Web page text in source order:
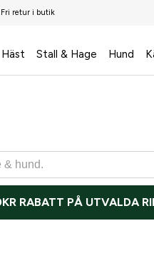
Fri retur i butik
Häst Stall & Hage Hund
RABATT PÅ UTVALDA